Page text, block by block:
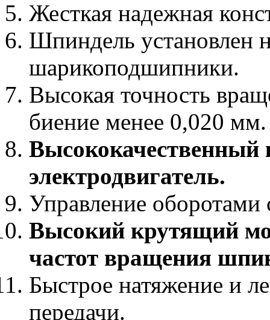
Жесткая надежная
Шпиндель установлен
шарикоподшипники.
Высокая точность
биение менее 0,020 мм.
электродвигатель.
Управление
Высокий крутящий
частот вращения
Быстрое натяжение и
передачи.